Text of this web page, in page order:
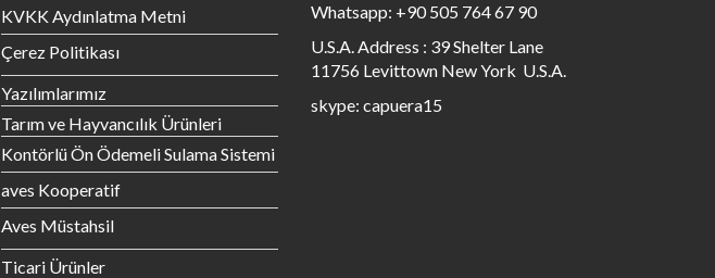
KVKK Aydınlatma Metni
Çerez Politikası
Yazılımlarımız
Tarım ve Hayvancılık Ürünleri
Kontörlü Ön Ödemeli Sulama Sistemi
aves Kooperatif
Aves Müstahsil
Ticari Ürünler
Whatsapp: +90 505 764 67 90
U.S.A. Address : 39 Shelter Lane
11756 Levittown New York U.S.A.
skype: capuera15